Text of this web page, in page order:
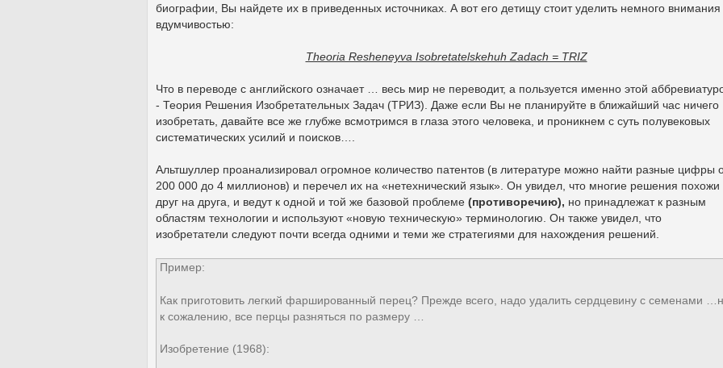
биографии, Вы найдете их в приведенных источниках. А вот его детищу стоит уделить немного внимания
вдумчивостью:
Theoria Resheneyva Isobretatelskehuh Zadach = TRIZ
Что в переводе с английского означает … весь мир не переводит, а пользуется именно этой
- Теория Решения Изобретательных Задач (ТРИЗ). Даже если Вы не планируйте в ближайший час ничего
изобретать, давайте все же глубже всмотримся в глаза этого человека, и проникнем с суть полувековых
систематических усилий и поисков….
Альтшуллер проанализировал огромное количество патентов (в литературе можно найти разные цифры
200 000 до 4 миллионов) и перечел их на «нетехнический язык». Он увидел, что многие решения похожи
друг на друга, и ведут к одной и той же базовой проблеме (противоречию), но принадлежат к разным
областям технологии и используют «новую техническую» терминологию. Он также увидел, что
изобретатели следуют почти всегда одними и теми же стратегиями для нахождения решений.
Пример:
Как приготовить легкий фаршированный перец? Прежде всего, надо удалить сердцевину с семенами
к сожалению, все перцы разняться по размеру …
Изобретение (1968):